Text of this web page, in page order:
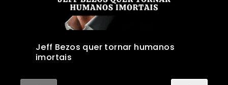
Jeff Bezos quer tornar humanos
imortais